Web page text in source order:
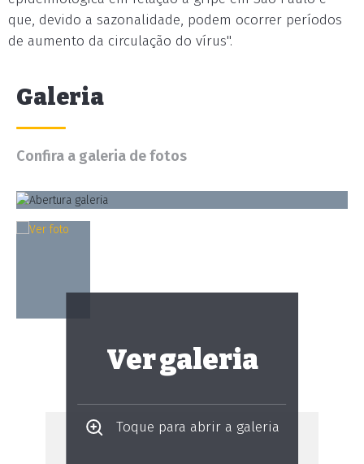
que, devido a sazonalidade, podem ocorrer períodos
de aumento da circulação do vírus".
Galeria
Confira a galeria de fotos
Ver galeria
Toque para abrir a galeria